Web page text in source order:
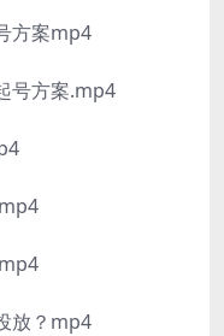
方案mp4
号方案.mp4
放？mp4